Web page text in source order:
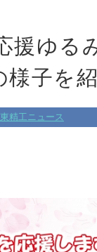
援ゆる
様子を
東精工ニュース